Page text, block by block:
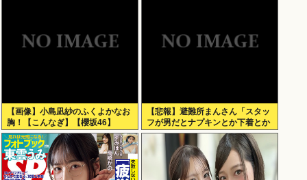
【画像】小島凪紗のふくよかなお
胸！【こんなぎ】【櫻坂46】
【悲報】避難所まんさん「スタッ
フが男だとナプキンとか下着とか
取りにくいの！！」